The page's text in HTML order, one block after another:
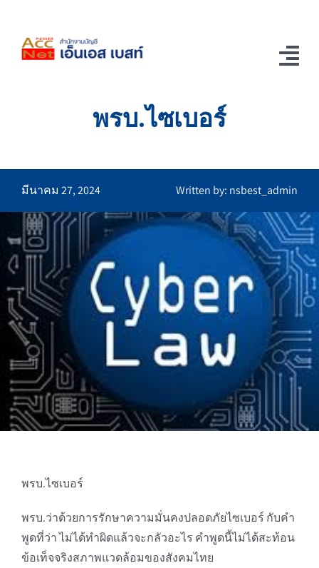
content
รู้แล้วอยากเล่า
ติดต่อเรา
บริการของเรา
พรบ.ไซเบอร์
มีนาคม 27, 2024 Written by: nsbest_admin
พรบ.ไซเบอร์
พรบ.ว่าด้วยการรักษาความมั่นคงปลอดภัยไซเบอร์ กับคำ
พูดที่ว่า ไม่ได้ทำผิดแล้วจะกลัวอะไร คำพูดนี้ไม่ได้สะท้อน
ข้อเท็จจริงสภาพแวดล้อมของสังคมไทย